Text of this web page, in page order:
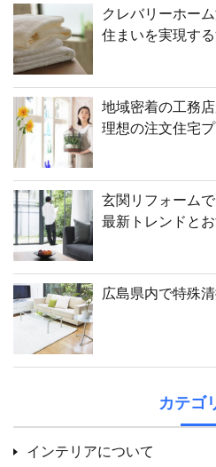
クレバリーホー
住まいを実現す
地域密着の工務
理想の注文住宅
玄関リフォーム
最新トレンドと
広島県内で特殊
カテゴ
インテリアについて